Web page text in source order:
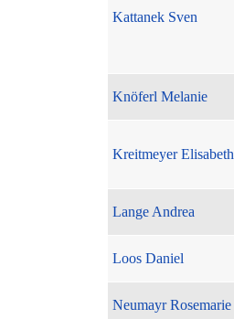
Kattanek Sven
Knöferl Melanie
Kreitmeyer Elisabeth
Lange Andrea
Loos Daniel
Neumayr Rosemarie